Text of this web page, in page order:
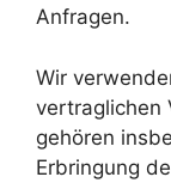
Anfragen.
Wir
vertraglichen
gehören
Erbringung